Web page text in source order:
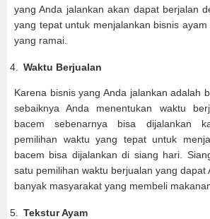
yang Anda jalankan akan dapat berjalan
yang tepat untuk menjalankan bisnis
yang ramai.
Waktu Berjualan
Karena bisnis yang Anda jalankan adalah
sebaiknya Anda menentukan waktu
bacem sebenarnya bisa dijalankan
pemilihan waktu yang tepat untuk
bacem bisa dijalankan di siang hari.
satu pemilihan waktu berjualan yang dapat
banyak masyarakat yang membeli
Tekstur Ayam